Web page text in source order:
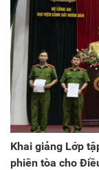
Khai giảng Lớp
phiên tòa cho